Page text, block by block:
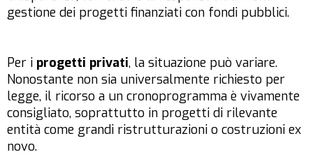
gestione dei progetti finanziati con fondi pubblici.
Per i progetti privati, la situazione può variare.
Nonostante non sia universalmente richiesto per
legge, il ricorso a un cronoprogramma è vivamente
consigliato, soprattutto in progetti di rilevante
entità come grandi ristrutturazioni o costruzioni ex
novo.